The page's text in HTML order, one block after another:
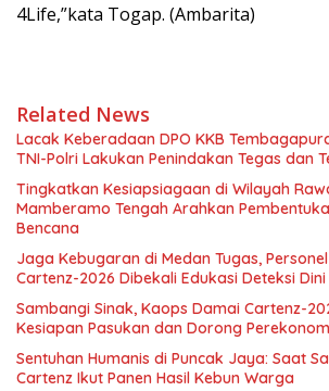
4Life,”kata Togap. (Ambarita)
Related News
Lacak Keberadaan DPO KKB
TNI-Polri Lakukan Penindakan Tegas dan
Tingkatkan Kesiapsiagaan di Wilayah
Mamberamo Tengah Arahkan
Bencana
Jaga Kebugaran di Medan Tugas,
Cartenz-2026 Dibekali Edukasi Deteksi
Sambangi Sinak, Kaops Damai Cartenz-
Kesiapan Pasukan dan Dorong
Sentuhan Humanis di Puncak Jaya: Saat
Cartenz Ikut Panen Hasil Kebun Warga